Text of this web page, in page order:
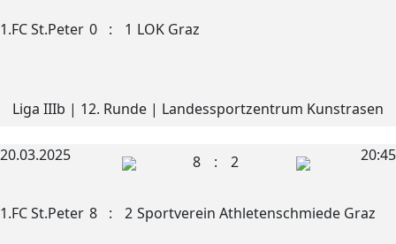
1.FC St.Peter 0 : 1 LOK Graz
Liga IIIb | 12. Runde | Landessportzentrum Kunstrasen
20.03.2025 20:45
8 : 2
1.FC St.Peter 8 : 2 Sportverein Athletenschmiede Graz